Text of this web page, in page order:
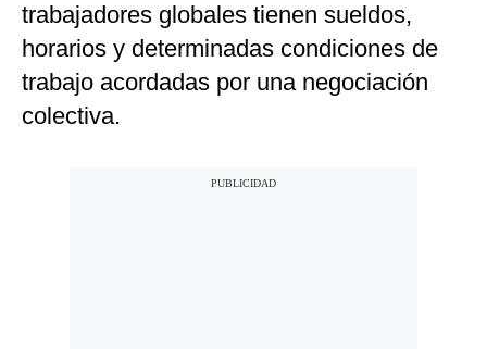
trabajadores globales tienen sueldos,
horarios y determinadas condiciones de
trabajo acordadas por una negociación
colectiva.